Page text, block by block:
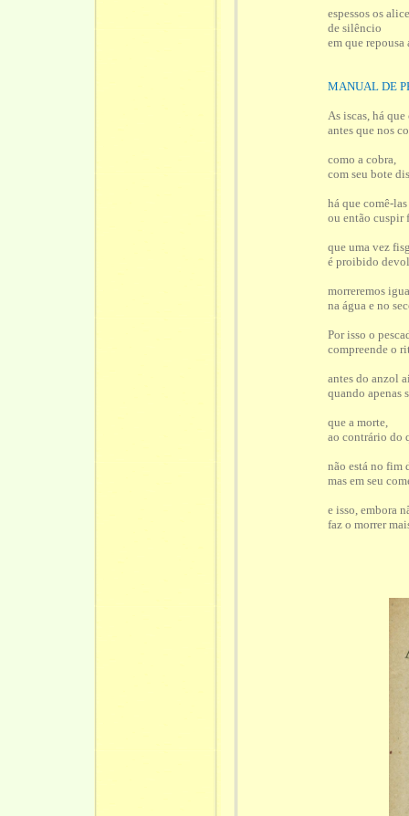
espessos os
de silêncio
em que repousa
MANUAL DE
As iscas, há
antes que nos
como a cobra,
com seu bote
há que comê-las
ou então cuspir
que uma vez
é proibido
morreremos
na água e no
Por isso o
compreende o
antes do anzol
quando apenas
que a morte,
ao contrário do
não está no fim
mas em seu
e isso, embora
faz o morrer